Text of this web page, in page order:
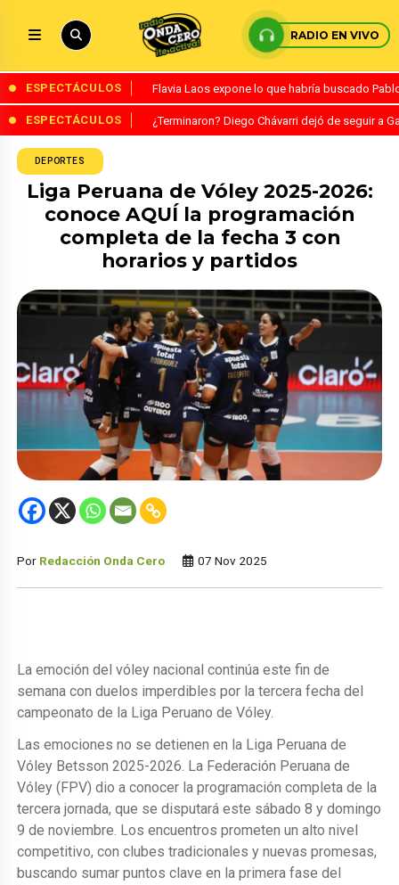
RADIO EN VIVO
ESPECTÁCULOS Flavia Laos expone lo que habría buscado
ESPECTÁCULOS ¿Terminaron? Diego Chávarri dejó de seguir a
DEPORTES
Liga Peruana de Vóley 2025-2026:
conoce AQUÍ la programación
completa de la fecha 3 con
horarios y partidos
Por Redacción Onda Cero 07 Nov 2025
La emoción del vóley nacional continúa este fin de
semana con duelos imperdibles por la tercera fecha del
campeonato de la Liga Peruano de Vóley.
Las emociones no se detienen en la Liga Peruana de
Vóley Betsson 2025-2026. La Federación Peruana de
Vóley (FPV) dio a conocer la programación completa de la
tercera jornada, que se disputará este sábado 8 y domingo
9 de noviembre. Los encuentros prometen un alto nivel
competitivo, con clubes tradicionales y nuevas promesas,
buscando sumar puntos clave en la primera fase del